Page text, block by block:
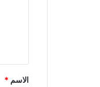
*
الاسم *